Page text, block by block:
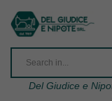
Del Giudice e